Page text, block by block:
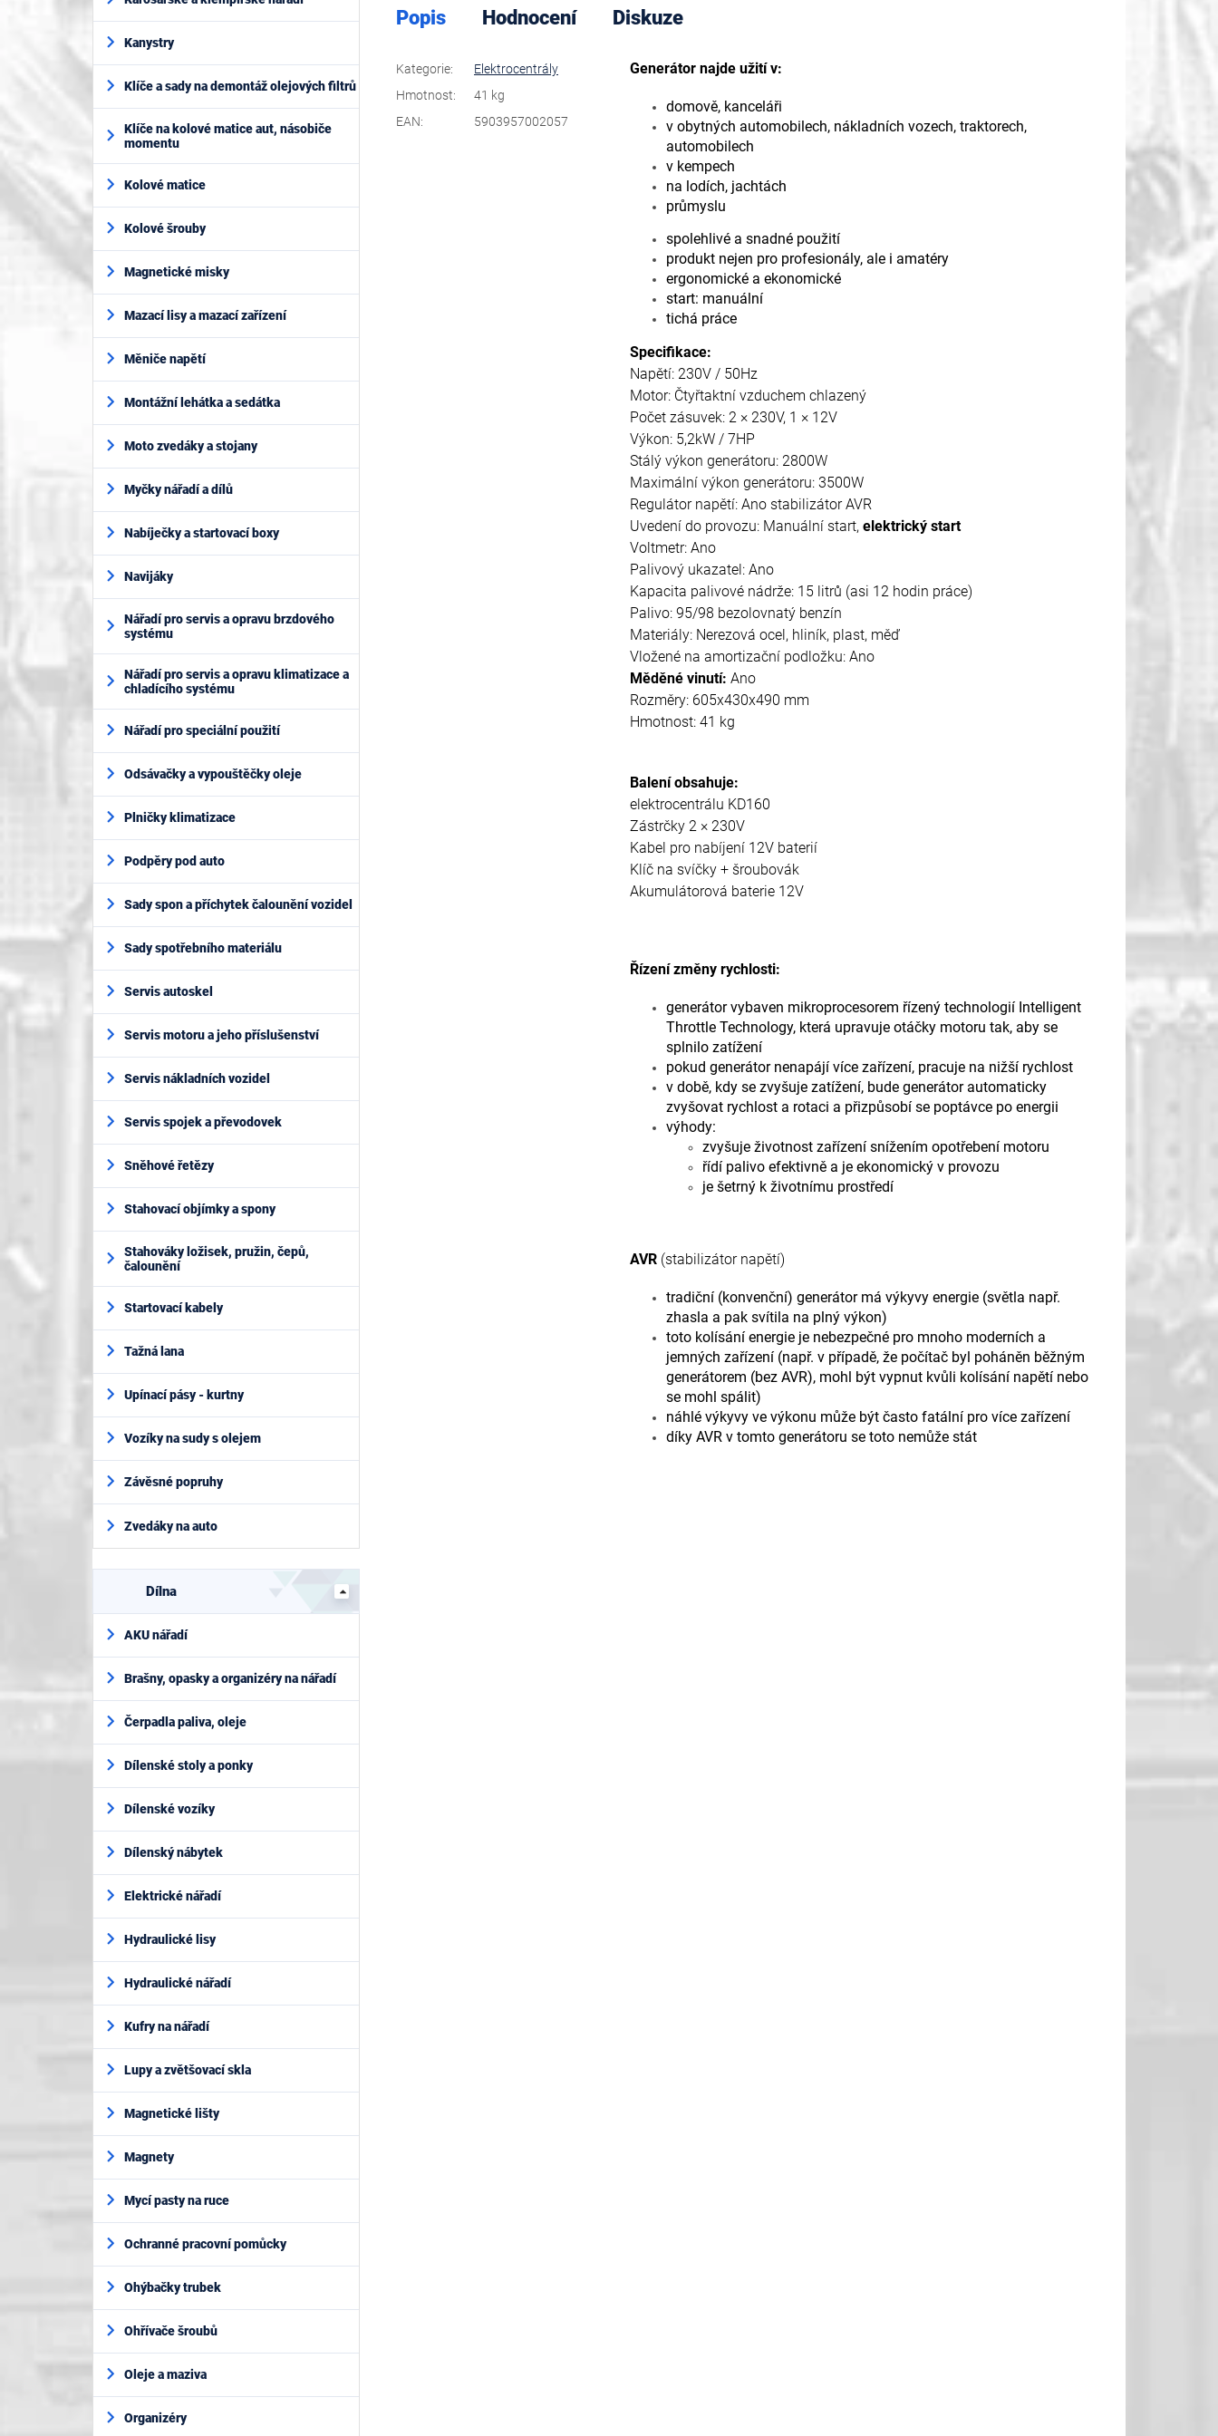
Kanystry
Klíče a sady na demontáž olejových filtrů
Klíče na kolové matice aut, násobiče
momentu
Kolové matice
Kolové šrouby
Magnetické misky
Mazací lisy a mazací zařízení
Měniče napětí
Montážní lehátka a sedátka
Moto zvedáky a stojany
Myčky nářadí a dílů
Nabíječky a startovací boxy
Navijáky
Nářadí pro servis a opravu brzdového
systému
Nářadí pro servis a opravu klimatizace a
chladícího systému
Nářadí pro speciální použití
Odsávačky a vypouštěčky oleje
Plničky klimatizace
Podpěry pod auto
Sady spon a příchytek čalounění vozidel
Sady spotřebního materiálu
Servis autoskel
Servis motoru a jeho příslušenství
Servis nákladních vozidel
Servis spojek a převodovek
Sněhové řetězy
Stahovací objímky a spony
Stahováky ložisek, pružin, čepů,
čalounění
Startovací kabely
Tažná lana
Upínací pásy - kurtny
Vozíky na sudy s olejem
Závěsné popruhy
Zvedáky na auto
Dílna
AKU nářadí
Brašny, opasky a organizéry na nářadí
Čerpadla paliva, oleje
Dílenské stoly a ponky
Dílenské vozíky
Dílenský nábytek
Elektrické nářadí
Hydraulické lisy
Hydraulické nářadí
Kufry na nářadí
Lupy a zvětšovací skla
Magnetické lišty
Magnety
Mycí pasty na ruce
Ochranné pracovní pomůcky
Ohýbačky trubek
Ohřívače šroubů
Oleje a maziva
Organizéry
Popis Hodnocení Diskuze
Generátor najde užití v:
domově, kanceláři
v obytných automobilech, nákladních vozech, traktorech,
automobilech
v kempech
na lodích, jachtách
průmyslu
spolehlivé a snadné použití
produkt nejen pro profesionály, ale i amatéry
ergonomické a ekonomické
start: manuální
tichá práce
Specifikace:
Napětí: 230V / 50Hz
Motor: Čtyřtaktní vzduchem chlazený
Počet zásuvek: 2 × 230V, 1 × 12V
Výkon: 5,2kW / 7HP
Stálý výkon generátoru: 2800W
Maximální výkon generátoru: 3500W
Regulátor napětí: Ano stabilizátor AVR
Uvedení do provozu: Manuální start, elektrický start
Voltmetr: Ano
Palivový ukazatel: Ano
Kapacita palivové nádrže: 15 litrů (asi 12 hodin práce)
Palivo: 95/98 bezolovnatý benzín
Materiály: Nerezová ocel, hliník, plast, měď
Vložené na amortizační podložku: Ano
Měděné vinutí: Ano
Rozměry: 605x430x490 mm
Hmotnost: 41 kg
Balení obsahuje:
elektrocentrálu KD160
Zástrčky 2 × 230V
Kabel pro nabíjení 12V baterií
Klíč na svíčky + šroubovák
Akumulátorová baterie 12V
Řízení změny rychlosti:
generátor vybaven mikroprocesorem řízený technologií Intelligent
Throttle Technology, která upravuje otáčky motoru tak, aby se
splnilo zatížení
pokud generátor nenapájí více zařízení, pracuje na nižší rychlost
v době, kdy se zvyšuje zatížení, bude generátor automaticky
zvyšovat rychlost a rotaci a přizpůsobí se poptávce po energii
výhody:
zvyšuje životnost zařízení snížením opotřebení motoru
řídí palivo efektivně a je ekonomický v provozu
je šetrný k životnímu prostředí
AVR (stabilizátor napětí)
tradiční (konvenční) generátor má výkyvy energie (světla např.
zhasla a pak svítila na plný výkon)
toto kolísání energie je nebezpečné pro mnoho moderních a
jemných zařízení (např. v případě, že počítač byl poháněn běžným
generátorem (bez AVR), mohl být vypnut kvůli kolísání napětí nebo
se mohl spálit)
náhlé výkyvy ve výkonu může být často fatální pro více zařízení
díky AVR v tomto generátoru se toto nemůže stát
Kategorie:
Elektrocentrály
Hmotnost:
41 kg
EAN: 5903957002057